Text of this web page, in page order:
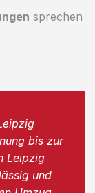
sprechen
bis zur
Leipzig
und